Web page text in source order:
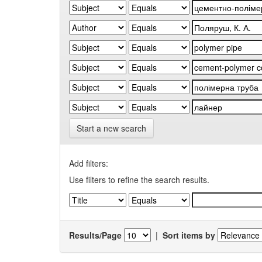
Start a new search
Add filters:
Use filters to refine the search results.
Results/Page | Sort items by